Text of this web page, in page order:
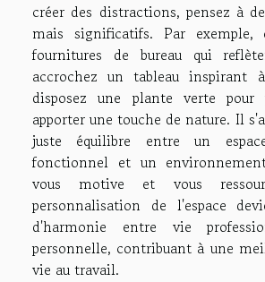
créer des distractions, pensez à
mais significatifs. Par exemple,
fournitures de bureau qui
accrochez un tableau inspirant
disposez une plante verte
apporter une touche de nature. Il
juste équilibre entre un
fonctionnel et un
vous motive et vous
personnalisation de l'espace
d'harmonie entre vie
personnelle, contribuant à une
vie au travail.